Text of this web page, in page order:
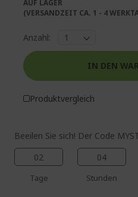
Beeilen Sie sich! Der Code
02
Tage
04
Stunden
AUF LAGER
(VERSANDZEIT CA. 1 - 4
Anzahl:
IN DEN
Produktvergleich